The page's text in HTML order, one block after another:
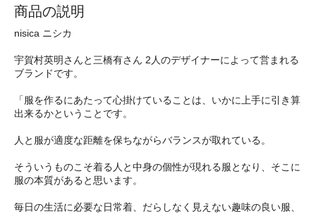
商品の説明
nisica ニシカ
宇賀村英明さんと三橋有さん 2人のデザイナーによって営まれる
ブランドです。
「服を作るにあたって心掛けていることは、いかに上手に引き算
出来るかということです。
人と服が適度な距離を保ちながらバランスが取れている。
そういうものこそ着る人と中身の個性が現れる服となり、そこに
服の本質があると思います。
毎日の生活に必要な日常着、だらしなく見えない趣味の良い服、